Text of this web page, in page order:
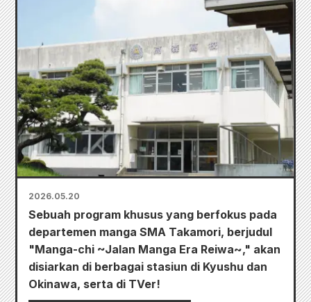
2026.05.20
Sebuah program khusus yang berfokus pada
departemen manga SMA Takamori, berjudul
"Manga-chi ~Jalan Manga Era Reiwa~," akan
disiarkan di berbagai stasiun di Kyushu dan
Okinawa, serta di TVer!